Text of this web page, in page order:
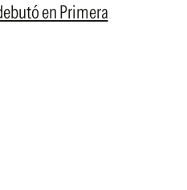
en Primera